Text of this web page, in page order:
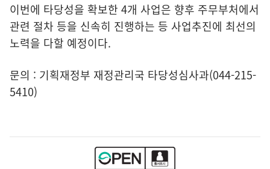
이번에 타당성을 확보한 4개 사업은 향후 주무부처에서
관련 절차 등을 신속히 진행하는 등 사업추진에 최선의
노력을 다할 예정이다.
문의 : 기획재정부 재정관리국 타당성심사과(044-215-
5410)